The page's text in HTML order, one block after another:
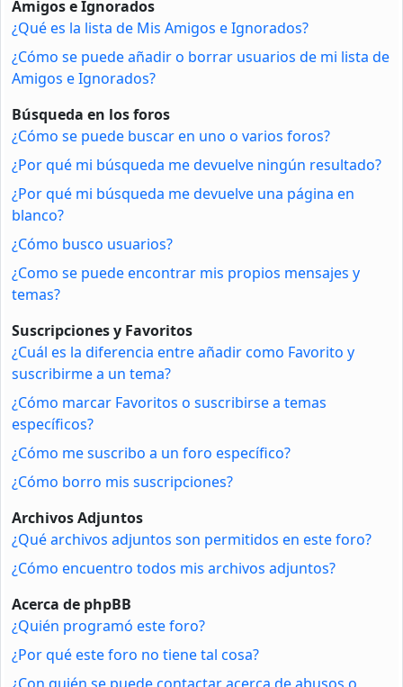
Amigos e Ignorados
¿Qué es la lista de Mis Amigos e Ignorados?
¿Cómo se puede añadir o borrar usuarios de mi lista de
Amigos e Ignorados?
Búsqueda en los foros
¿Cómo se puede buscar en uno o varios foros?
¿Por qué mi búsqueda me devuelve ningún resultado?
¿Por qué mi búsqueda me devuelve una página en
blanco?
¿Cómo busco usuarios?
¿Como se puede encontrar mis propios mensajes y
temas?
Suscripciones y Favoritos
¿Cuál es la diferencia entre añadir como Favorito y
suscribirme a un tema?
¿Cómo marcar Favoritos o suscribirse a temas
específicos?
¿Cómo me suscribo a un foro específico?
¿Cómo borro mis suscripciones?
Archivos Adjuntos
¿Qué archivos adjuntos son permitidos en este foro?
¿Cómo encuentro todos mis archivos adjuntos?
Acerca de phpBB
¿Quién programó este foro?
¿Por qué este foro no tiene tal cosa?